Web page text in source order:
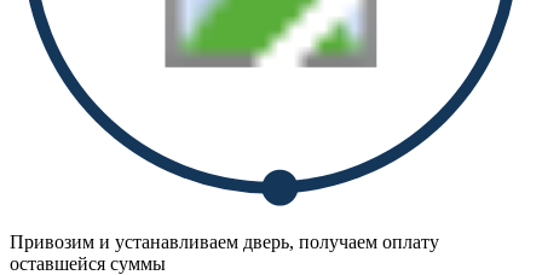
Привозим и устанавливаем дверь, получаем оплату
оставшейся суммы